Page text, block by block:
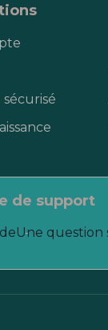
de support
Une question